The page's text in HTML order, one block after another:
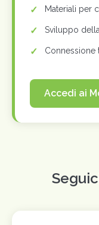
Materiali per
Sviluppo
Connessione
Accedi ai